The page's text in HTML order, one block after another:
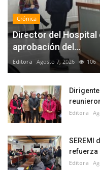
Crónica
Director del Hospital
aprobación del...
Editora Agosto 7, 2026 106
Editora
SEREMI
refuerza
Editora